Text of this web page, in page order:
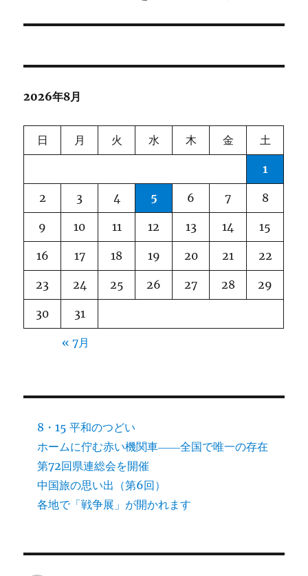
シ
投
2026年8月
日 月 火 水 木 金 土
1
2 3 4 5 6 7 8
9 10 11 12 13 14 15
16 17 18 19 20 21 22
23 24 25 26 27 28 29
30 31
« 7月
8・15 平和のつどい
ホームに佇む赤い機関車――全国で唯一の存在
第72回県連総会を開催
中国旅の思い出（第6回）
各地で「戦争展」が開かれます